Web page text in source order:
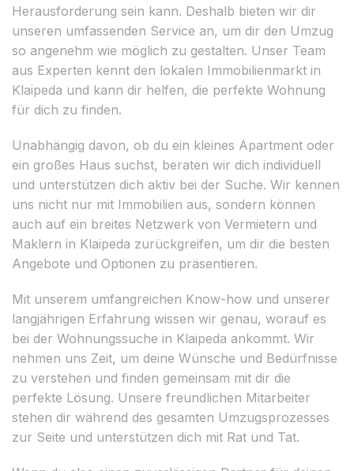
Herausforderung sein kann. Deshalb bieten wir dir
unseren umfassenden Service an, um dir den Umzug
so angenehm wie möglich zu gestalten. Unser Team
aus Experten kennt den lokalen Immobilienmarkt in
Klaipeda und kann dir helfen, die perfekte Wohnung
für dich zu finden.
Unabhängig davon, ob du ein kleines Apartment oder
ein großes Haus suchst, beraten wir dich individuell
und unterstützen dich aktiv bei der Suche. Wir kennen
uns nicht nur mit Immobilien aus, sondern können
auch auf ein breites Netzwerk von Vermietern und
Maklern in Klaipeda zurückgreifen, um dir die besten
Angebote und Optionen zu präsentieren.
Mit unserem umfangreichen Know-how und unserer
langjährigen Erfahrung wissen wir genau, worauf es
bei der Wohnungssuche in Klaipeda ankommt. Wir
nehmen uns Zeit, um deine Wünsche und Bedürfnisse
zu verstehen und finden gemeinsam mit dir die
perfekte Lösung. Unsere freundlichen Mitarbeiter
stehen dir während des gesamten Umzugsprozesses
zur Seite und unterstützen dich mit Rat und Tat.